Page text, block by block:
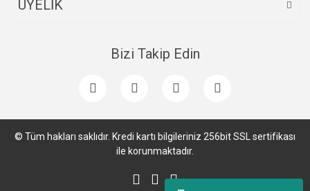
ÜYELİK
Bizi Takip Edin
© Tüm hakları saklıdır. Kredi kartı bilgileriniz 256bit SSL sertifikası
ile korunmaktadır.